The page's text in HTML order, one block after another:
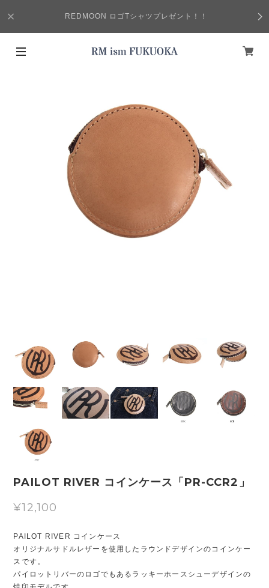
REDMOON ロゴTシャツプレゼント！！
PAILOT RIVER コインケース「PR-CCR2」
¥12,100
PAILOT RIVER コインケース
オリジナルサドルレザーを使用したラウンドデザインのコインケー
スです。
パイロットリバーのロゴでもあるラッキーホースシューデザインの